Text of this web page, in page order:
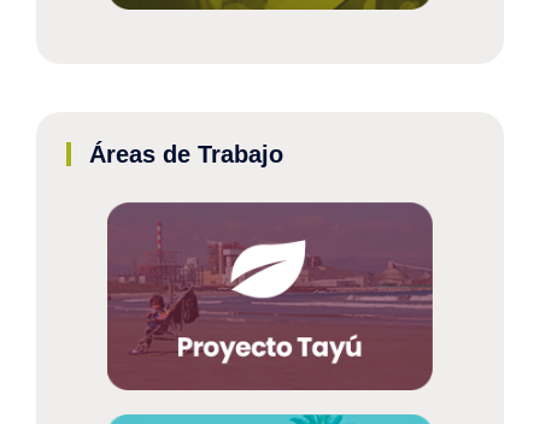
Áreas de Trabajo